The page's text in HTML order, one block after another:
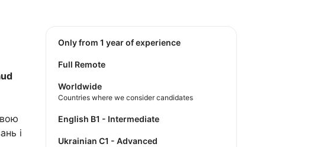
і
Only from 1 year of experience
Full Remote
Worldwide
Countries where we consider candidates
English B1 - Intermediate
Ukrainian C1 - Advanced